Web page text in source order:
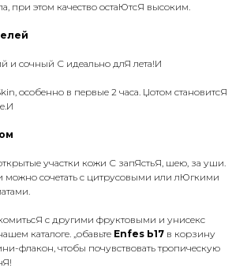
при этом качество остаЮтсЯ высоким.
и сочный С идеально длЯ лета!И
особенно в первые 2 часа. Џотом становитсЯ
участки кожи С запЯстьЯ, шею, за уши.
можно сочетать с цитрусовыми или лЮгкими
с другими фруктовыми и унисекс
каталоге. „обавьте Enfes Ь17 в корзину
флакон, чтобы почувствовать тропическую
Покупателям
Гарантия и возврат
Магазин
О нас